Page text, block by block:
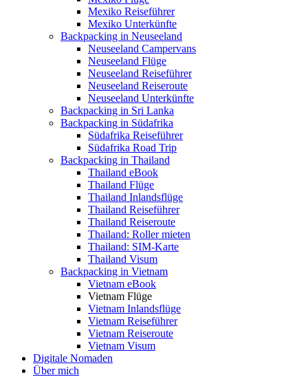
Mexiko Reiseführer
Mexiko Unterkünfte
Backpacking in Neuseeland
Neuseeland Campervans
Neuseeland Flüge
Neuseeland Reiseführer
Neuseeland Reiseroute
Neuseeland Unterkünfte
Backpacking in Sri Lanka
Backpacking in Südafrika
Südafrika Reiseführer
Südafrika Road Trip
Backpacking in Thailand
Thailand eBook
Thailand Flüge
Thailand Inlandsflüge
Thailand Reiseführer
Thailand Reiseroute
Thailand: Roller mieten
Thailand: SIM-Karte
Thailand Visum
Backpacking in Vietnam
Vietnam eBook
Vietnam Flüge
Vietnam Inlandsflüge
Vietnam Reiseführer
Vietnam Reiseroute
Vietnam Visum
Digitale Nomaden
Über mich